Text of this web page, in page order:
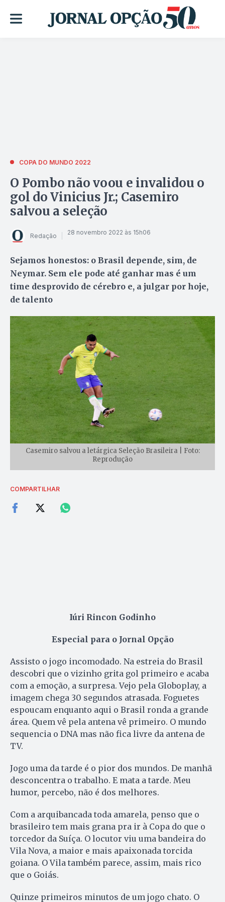
COPA DO MUNDO 2022
O Pombo não voou e invalidou o
gol do Vinicius Jr.; Casemiro
salvou a seleção
Redação 28 novembro 2022 às 15h06
Sejamos honestos: o Brasil depende, sim, de
Neymar. Sem ele pode até ganhar mas é um
time desprovido de cérebro e, a julgar por hoje,
de talento
Casemiro salvou a letárgica Seleção Brasileira | Foto:
Reprodução
COMPARTILHAR
Iúri Rincon Godinho
Especial para o Jornal Opção
Assisto o jogo incomodado. Na estreia do Brasil
descobri que o vizinho grita gol primeiro e acaba
com a emoção, a surpresa. Vejo pela Globoplay, a
imagem chega 30 segundos atrasada. Foguetes
espoucam enquanto aqui o Brasil ronda a grande
área. Quem vê pela antena vê primeiro. O mundo
sequencia o DNA mas não fica livre da antena de
TV.
Jogo uma da tarde é o pior dos mundos. De manhã
desconcentra o trabalho. E mata a tarde. Meu
humor, percebo, não é dos melhores.
Com a arquibancada toda amarela, penso que o
brasileiro tem mais grana pra ir à Copa do que o
torcedor da Suíça. O locutor viu uma bandeira do
Vila Nova, a maior e mais apaixonada torcida
goiana. O Vila também parece, assim, mais rico
que o Goiás.
Quinze primeiros minutos de um jogo chato. O